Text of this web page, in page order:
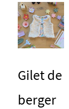
Gilet de
berger